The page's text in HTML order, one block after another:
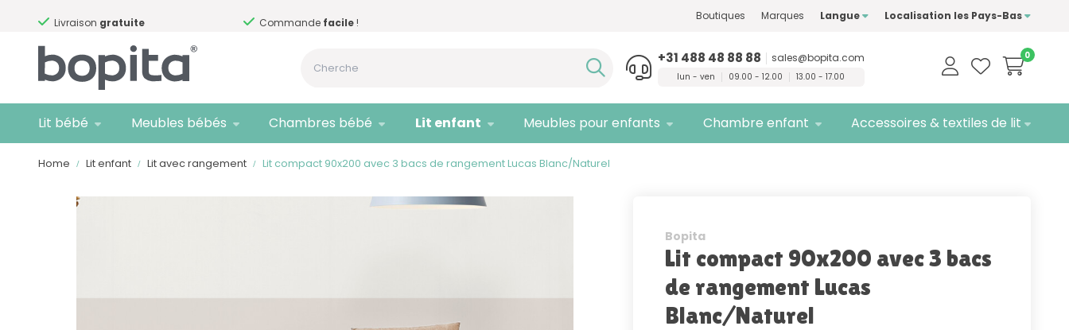
Livraison gratuite Commande facile!
Seulement des marques de
qualité
Livraisongratuite
Boutiques Marques Langue Localisation les Pays-Bas
0
+31 488 48 88 88 sales@bopita.com
lun - ven 09.00 - 12.00 13.00 - 17.00
Lit bébé Meubles bébés Chambres bébé Lit enfant Meubles pour enfants Chambre enfant Accessoires & textiles de lit
Home Lit enfant Lit avec rangement Lit compact 90x200 avec 3 bacs de rangement Lucas Blanc/Naturel
Bopita
Lit compact 90x200 avec 3 bacs
de rangement Lucas
Blanc/Naturel